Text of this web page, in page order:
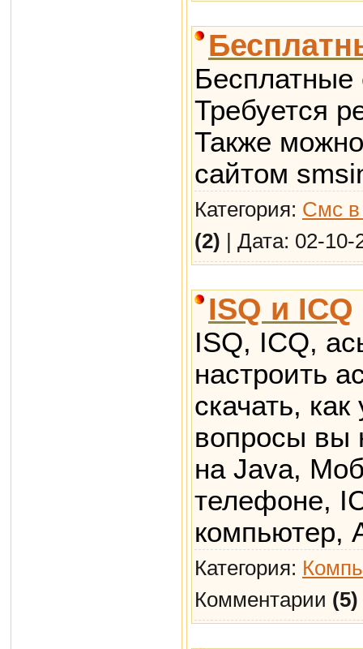
Требуется
Также
сайтом
Категория: Смс в
(2) | Дата: 02-10-
ISQ и ICQ
ISQ, ICQ,
настроить
скачать,
вопросы вы
на Java,
телефоне,
компьютер,
Категория:
Комментарии (5)